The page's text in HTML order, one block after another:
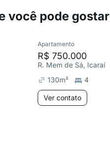
você pode gostar
Apartamento
R$ 750.000
R. Mem de Sá, Icaraí
130m² 4
Ver contato